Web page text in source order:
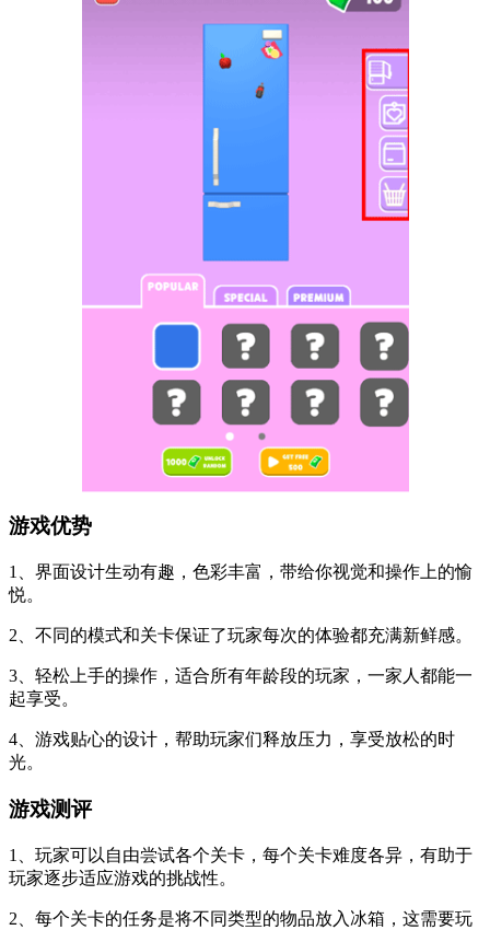
游戏优势
1、界面设计生动有趣，色彩丰富，带给你视觉和操作上的愉
悦。
2、不同的模式和关卡保证了玩家每次的体验都充满新鲜感。
3、轻松上手的操作，适合所有年龄段的玩家，一家人都能一
起享受。
4、游戏贴心的设计，帮助玩家们释放压力，享受放松的时
光。
游戏测评
1、玩家可以自由尝试各个关卡，每个关卡难度各异，有助于
玩家逐步适应游戏的挑战性。
2、每个关卡的任务是将不同类型的物品放入冰箱，这需要玩